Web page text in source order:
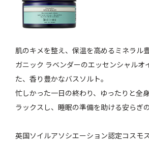
肌のキメを整え、保温を高めるミネラル
ガニック ラベンダーのエッセンシャルオ
た、香り豊かなバスソルト。
忙しかった一日の終わり、ゆったりと全
ラックスし、睡眠の準備を助ける安らぎ
英国ソイルアソシエーション認定コスモ